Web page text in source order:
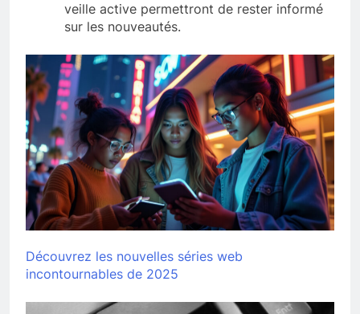
veille active permettront de rester informé
sur les nouveautés.
Découvrez les nouvelles séries web
incontournables de 2025